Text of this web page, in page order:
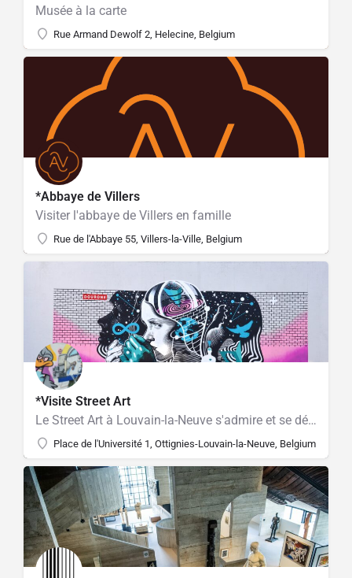
Musée à la carte
Rue Armand Dewolf 2, Helecine, Belgium
*Abbaye de Villers
Visiter l'abbaye de Villers en famille
Rue de l'Abbaye 55, Villers-la-Ville, Belgium
*Visite Street Art
Le Street Art à Louvain-la-Neuve s'admire et se découvre aussi avec un "street artist".
Place de l'Université 1, Ottignies-Louvain-la-Neuve, Belgium